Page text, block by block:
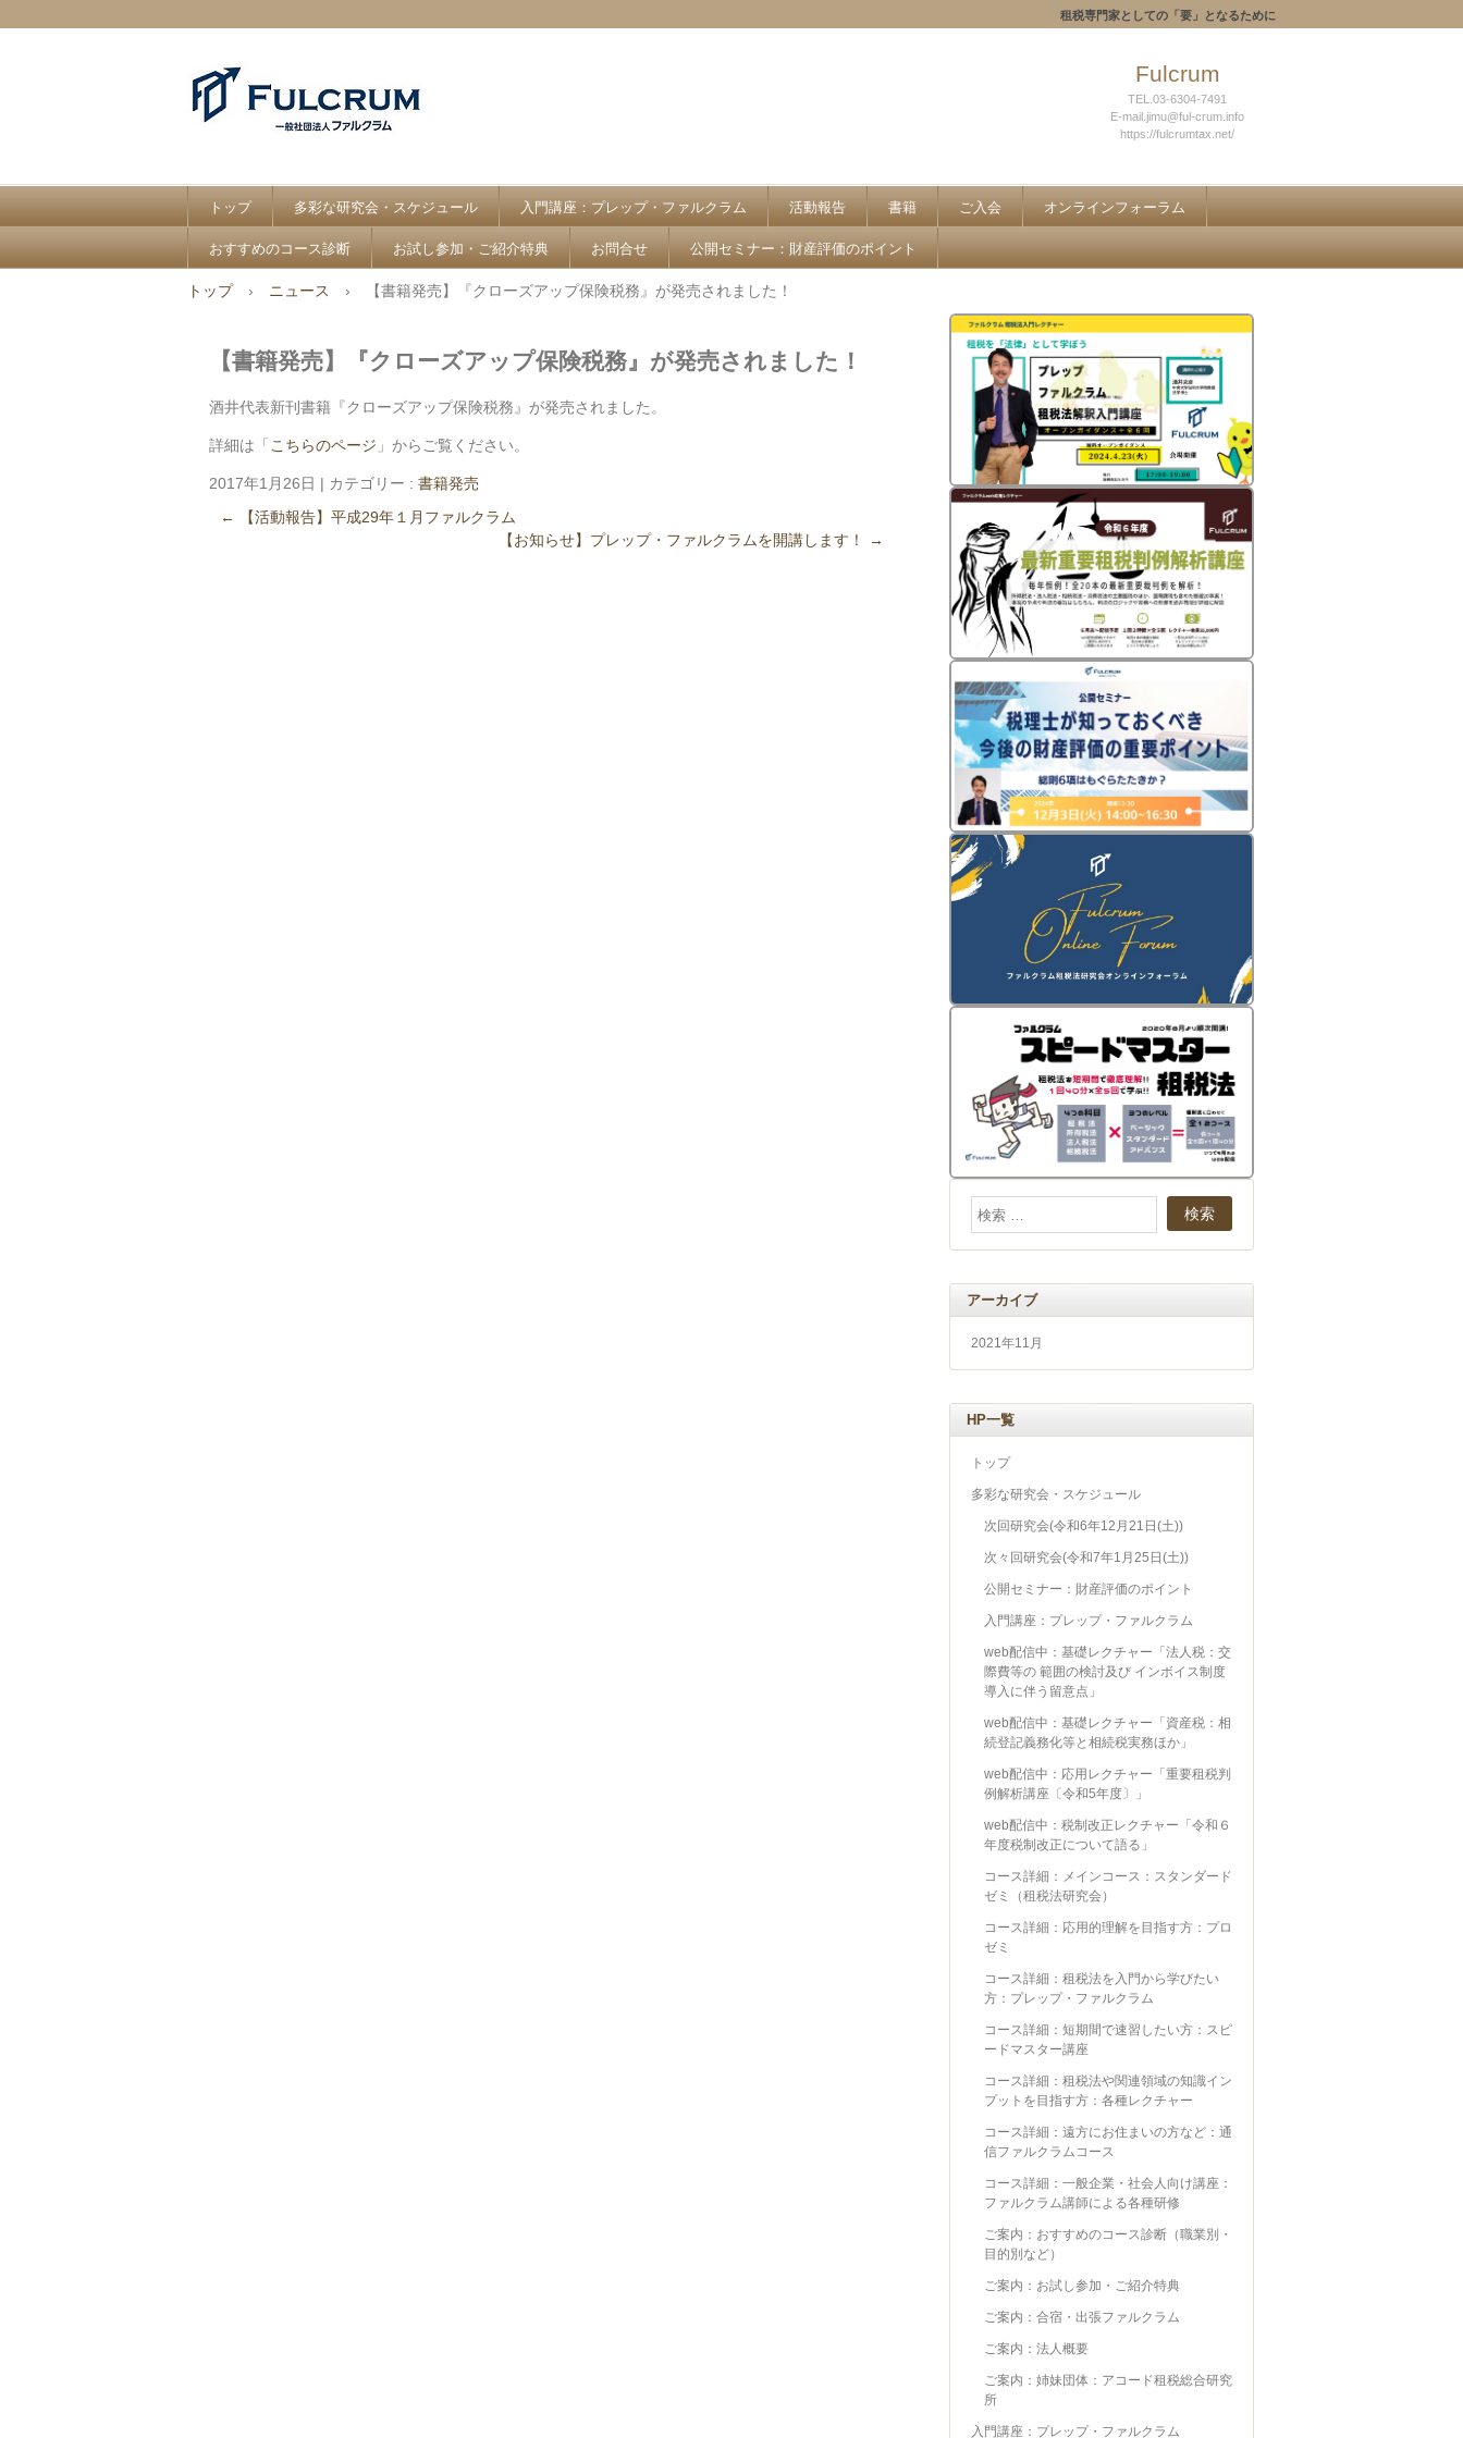
租税専門家としての「要」となるために
Fulcrum
TEL.03-6304-7491
E-mail.jimu@ful-crum.info
https://fulcrumtax.net/
トップ 多彩な研究会・スケジュール 入門講座：プレップ・ファルクラム 活動報告 書籍 ご入会 オンラインフォーラム
おすすめのコース診断 お試し参加・ご紹介特典 お問合せ 公開セミナー：財産評価のポイント
トップ › ニュース › 【書籍発売】『クローズアップ保険税務』が発売されました！
【書籍発売】『クローズアップ保険税務』が発売されました！
酒井代表新刊書籍『クローズアップ保険税務』が発売されました。
詳細は「 こちらのページ 」からご覧ください。
2017年1月26日 | カテゴリー : 書籍発売
←
【活動報告】平成29年１月ファルクラム
【お知らせ】プレップ・ファルクラムを開講します！
→
アーカイブ
2021年11月
HP一覧
トップ
多彩な研究会・スケジュール
次回研究会(令和6年12月21日(土))
次々回研究会(令和7年1月25日(土))
公開セミナー：財産評価のポイント
入門講座：プレップ・ファルクラム
web配信中：基礎レクチャー「法人税：交
際費等の 範囲の検討及び インボイス制度
導入に伴う留意点」
web配信中：基礎レクチャー「資産税：相
続登記義務化等と相続税実務ほか」
web配信中：応用レクチャー「重要租税判
例解析講座〔令和5年度〕」
web配信中：税制改正レクチャー「令和６
年度税制改正について語る」
コース詳細：メインコース：スタンダード
ゼミ（租税法研究会）
コース詳細：応用的理解を目指す方：プロ
ゼミ
コース詳細：租税法を入門から学びたい
方：プレップ・ファルクラム
コース詳細：短期間で速習したい方：スピ
ードマスター講座
コース詳細：租税法や関連領域の知識イン
プットを目指す方：各種レクチャー
コース詳細：遠方にお住まいの方など：通
信ファルクラムコース
コース詳細：一般企業・社会人向け講座：
ファルクラム講師による各種研修
ご案内：おすすめのコース診断（職業別・
目的別など）
ご案内：お試し参加・ご紹介特典
ご案内：合宿・出張ファルクラム
ご案内：法人概要
ご案内：姉妹団体：アコード租税総合研究
所
入門講座：プレップ・ファルクラム